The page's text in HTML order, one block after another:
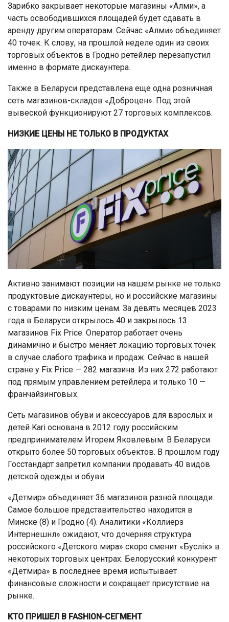
Зарибко закрывает некоторые магазины «Алми», а
часть освободившихся площадей будет сдавать в
аренду другим операторам. Сейчас «Алми» объединяет
40 точек. К слову, на прошлой неделе один из своих
торговых объектов в Гродно ретейлер перезапустил
именно в формате дискаунтера.
Также в Беларуси представлена еще одна розничная
сеть магазинов-складов «Доброцен». Под этой
вывеской функционируют 27 торговых комплексов.
НИЗКИЕ ЦЕНЫ НЕ ТОЛЬКО В ПРОДУКТАХ
Активно занимают позиции на нашем рынке не только
продуктовые дискаунтеры, но и российские магазины
с товарами по низким ценам. За девять месяцев 2023
года в Беларуси открылось 40 и закрылось 13
магазинов Fix Price. Оператор работает очень
динамично и быстро меняет локацию торговых точек
в случае слабого трафика и продаж. Сейчас в нашей
стране у Fix Price — 282 магазина. Из них 272 работают
под прямым управлением ретейлера и только 10 —
франчайзинговых.
Сеть магазинов обуви и аксессуаров для взрослых и
детей Kari основана в 2012 году российским
предпринимателем Игорем Яковлевым. В Беларуси
открыто более 50 торговых объектов. В прошлом году
Госстандарт запретил компании продавать 40 видов
детской одежды и обуви.
«Детмир» объединяет 36 магазинов разной площади.
Самое большое представительство находится в
Минске (8) и Гродно (4). Аналитики «Коллиерз
Интернешнл» ожидают, что дочерняя структура
российского «Детского мира» скоро сменит «Буслiк» в
некоторых торговых центрах. Белорусский конкурент
«Детмира» в последнее время испытывает
финансовые сложности и сокращает присутствие на
рынке.
КТО ПРИШЕЛ В FASHION-СЕГМЕНТ